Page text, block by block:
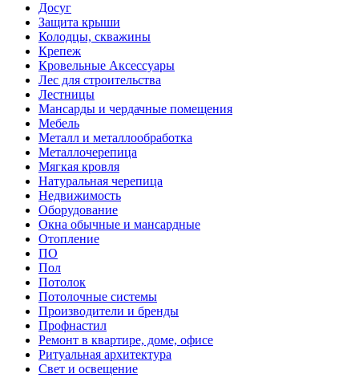
Досуг
Защита крыши
Колодцы, скважины
Крепеж
Кровельные Аксессуары
Лес для строительства
Лестницы
Мансарды и чердачные помещения
Мебель
Металл и металлообработка
Металлочерепица
Мягкая кровля
Натуральная черепица
Недвижимость
Оборудование
Окна обычные и мансардные
Отопление
ПО
Пол
Потолок
Потолочные системы
Производители и бренды
Профнастил
Ремонт в квартире, доме, офисе
Ритуальная архитектура
Свет и освещение